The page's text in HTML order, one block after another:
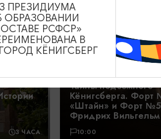
3 ЧАСА
ОТ
Тайны подземного
Кёнигсберга. Форт
«Штайн» и Форт
Фридрих
10:00
ПРЕЗИДИУМА
ОБРАЗОВАНИИ
РСФСР»
В
КЁНИГСБЕРГ